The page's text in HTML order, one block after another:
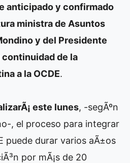
anticipado y confirmado
ministra de Asuntos
y del Presidente
de la
a la OCDE.
este lunes, -segÃºn
, el proceso para integrar
puede durar varios aÃ±os
por mÃ¡s de 20